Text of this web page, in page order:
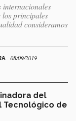
internacionales
los principales
consideramos
- 08/09/2019
del
Tecnológico de